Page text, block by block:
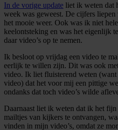
In de vorige update liet ik weten dat
week was geweest. De cijfers
het mooie weer. Ook was ik niet
keelontsteking en was het eigenlijk
daar video’s op te nemen.
Ik besloot op vrijdag een video te
eerlijk te willen zijn. Dit was ook
video. Ik liet fluisterend weten
video) dat het voor mij een pittige
ondanks dat toch video’s wilde
Daarnaast liet ik weten dat ik het
mailtjes van kijkers te ontvangen,
vinden in mijn video’s, omdat ze